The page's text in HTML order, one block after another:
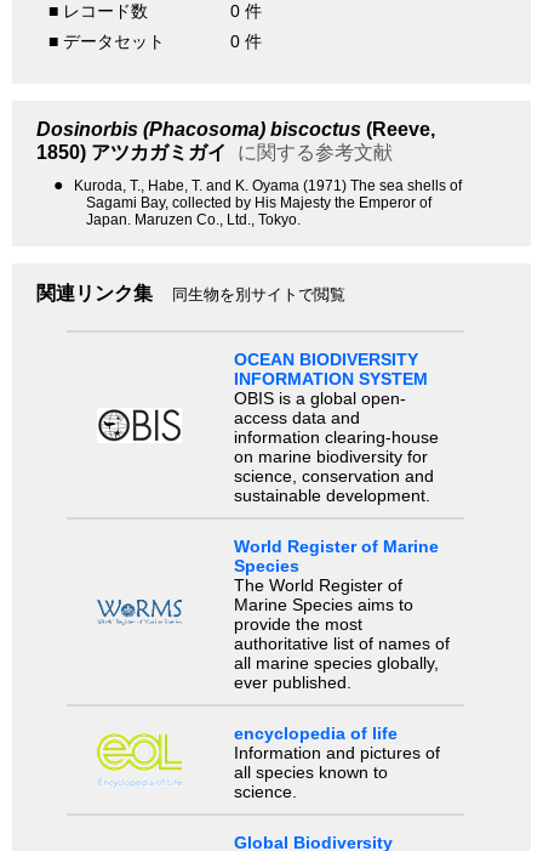
■ レコード数
0 件
■ データセット
0 件
Dosinorbis (Phacosoma) biscoctus (Reeve,
1850) アツカガミガイ に関する参考文献
●
Kuroda, T., Habe, T. and K. Oyama (1971) The sea shells of
Sagami Bay, collected by His Majesty the Emperor of
Japan. Maruzen Co., Ltd., Tokyo.
関連リンク集 同生物を別サイトで閲覧
OCEAN BIODIVERSITY
INFORMATION SYSTEM
OBIS is a global open-
access data and
information clearing-house
on marine biodiversity for
science, conservation and
sustainable development.
World Register of Marine
Species
The World Register of
Marine Species aims to
provide the most
authoritative list of names of
all marine species globally,
ever published.
encyclopedia of life
Information and pictures of
all species known to
science.
Global Biodiversity